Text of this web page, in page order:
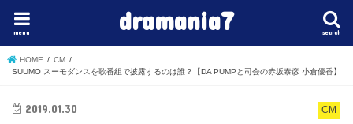
dramania7 search
menu
HOME
CM
SUUMO スーモダンスを歌番組で披露するのは誰？【DA PUMPと司会の赤坂泰彦 小倉優香】
CM
2019.01.30